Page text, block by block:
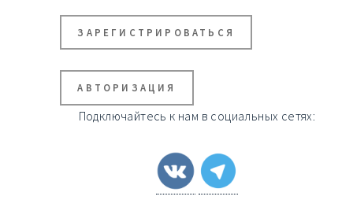
ЗАРЕГИСТРИРОВАТЬСЯ
АВТОРИЗАЦИЯ
Подключайтесь к нам в социальных сетях: